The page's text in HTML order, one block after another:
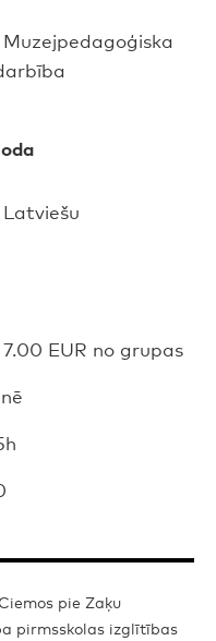
Muzejpedagoģiska
Latviešu
EUR no grupas
pie Zaķu
pirmsskolas izglītības